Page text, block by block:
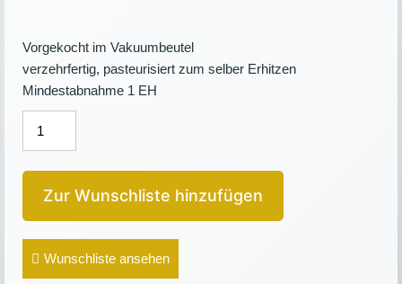
Vorgekocht im Vakuumbeutel
verzehrfertig, pasteurisiert zum selber Erhitzen
Mindestabnahme 1 EH
Zur Wunschliste hinzufügen
Wunschliste ansehen